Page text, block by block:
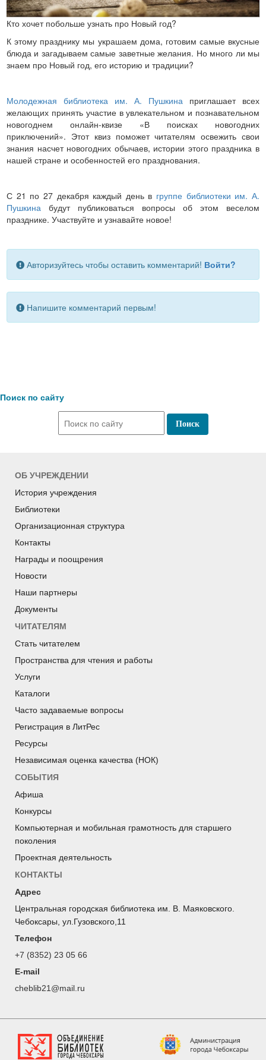
Кто хочет побольше узнать про Новый год?
К этому празднику мы украшаем дома, готовим самые вкусные
блюда и загадываем самые заветные желания. Но много ли мы
знаем про Новый год, его историю и традиции?
Молодежная библиотека им. А. Пушкина приглашает всех
желающих принять участие в увлекательном и познавательном
новогоднем онлайн-квизе «В поисках новогодних
приключений». Этот квиз поможет читателям освежить свои
знания насчет новогодних обычаев, истории этого праздника в
нашей стране и особенностей его празднования.
С 21 по 27 декабря каждый день в группе библиотеки им. А.
Пушкина будут публиковаться вопросы об этом веселом
празднике. Участвуйте и узнавайте новое!
Авторизуйтесь чтобы оставить комментарий! Войти?
Напишите комментарий первым!
Поиск по сайту
ОБ УЧРЕЖДЕНИИ
История учреждения
Библиотеки
Организационная структура
Контакты
Награды и поощрения
Новости
Наши партнеры
Документы
ЧИТАТЕЛЯМ
Стать читателем
Пространства для чтения и работы
Услуги
Каталоги
Часто задаваемые вопросы
Регистрация в ЛитРес
Ресурсы
Независимая оценка качества (НОК)
СОБЫТИЯ
Афиша
Конкурсы
Компьютерная и мобильная грамотность для старшего
поколения
Проектная деятельность
КОНТАКТЫ
Адрес
Центральная городская библиотека им. В. Маяковского.
Чебоксары, ул.Гузовского,11
Телефон
+7 (8352) 23 05 66
E-mail
cheblib21@mail.ru